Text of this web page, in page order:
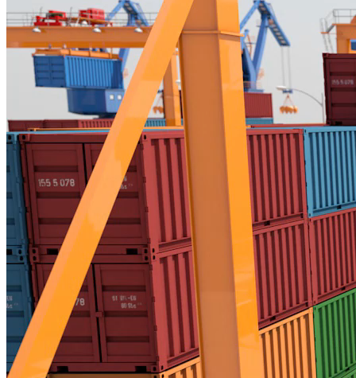
XUẤT NHẬP KHẨU - CUỐI TUẦN
THÚC ĐẨY ĐA DẠNG HOÁ THỊ TRƯỜNG XUẤT KHẨU